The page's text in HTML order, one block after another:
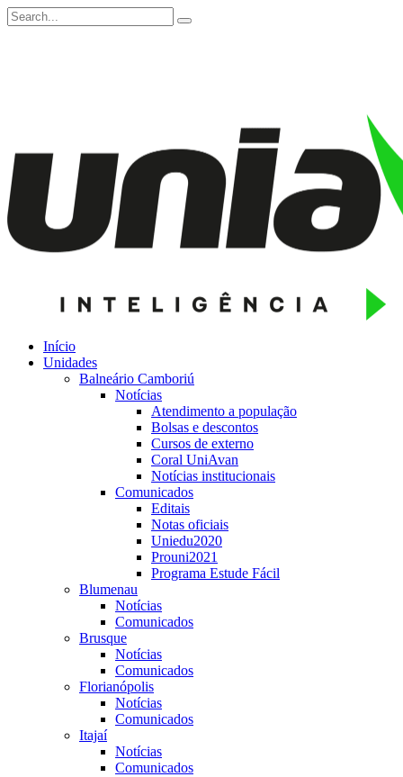
Início
Unidades
Balneário Camboriú
Notícias
Atendimento a população
Bolsas e descontos
Cursos de externo
Coral UniAvan
Notícias institucionais
Comunicados
Editais
Notas oficiais
Uniedu2020
Prouni2021
Programa Estude Fácil
Blumenau
Notícias
Comunicados
Brusque
Notícias
Comunicados
Florianópolis
Notícias
Comunicados
Itajaí
Notícias
Comunicados